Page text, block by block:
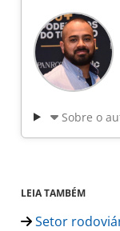
Sobre o
LEIA TAMBÉM
Setor